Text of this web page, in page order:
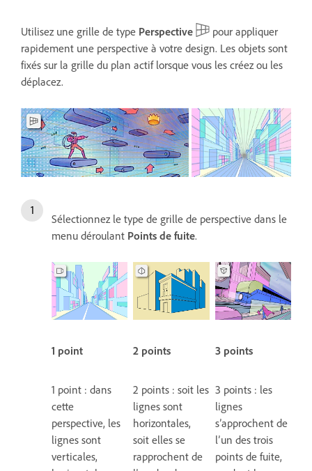
Utilisez une grille de type Perspective
pour appliquer
rapidement une perspective à votre design. Les objets sont
fixés sur la grille du plan actif lorsque vous les créez ou les
déplacez.
Sélectionnez le type de grille de perspective dans le
menu déroulant Points de fuite.
1 point
1 point : dans
cette
perspective, les
lignes sont
verticales,
2 points
2 points : soit les
lignes sont
horizontales,
soit elles se
rapprochent de
3 points
3 points : les
lignes
s’approchent de
l’un des trois
points de fuite,